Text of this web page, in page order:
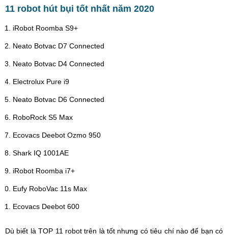
11 robot hút bụi tốt nhất năm 2020
iRobot Roomba S9+
Neato Botvac D7 Connected
Neato Botvac D4 Connected
Electrolux Pure i9
Neato Botvac D6 Connected
RoboRock S5 Max
Ecovacs Deebot Ozmo 950
Shark IQ 1001AE
iRobot Roomba i7+
Eufy RoboVac 11s Max
Ecovacs Deebot 600
Dù biết là TOP 11 robot trên là tốt nhưng có tiêu chí nào để bạn có